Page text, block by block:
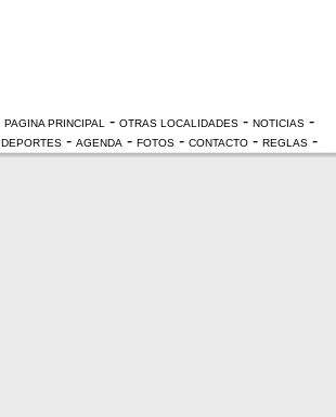
PAGINA PRINCIPAL - OTRAS LOCALIDADES - NOTICIAS -
DEPORTES - AGENDA - FOTOS - CONTACTO - REGLAS -